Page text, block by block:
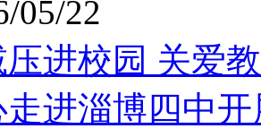
05/22
压进校园 关爱
进淄博四中